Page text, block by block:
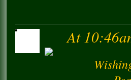
At